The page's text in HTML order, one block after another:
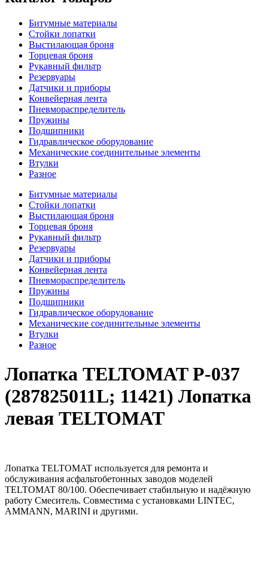
Битумные материалы
Стойки лопатки
Выстилающая броня
Торцевая броня
Рукавный фильтр
Резервуары
Датчики и приборы
Конвейерная лента
Пневмораспределитель
Пружины
Подшипники
Гидравлическое оборудование
Механические соединительные элементы
Втулки
Разное
Битумные материалы
Стойки лопатки
Выстилающая броня
Торцевая броня
Рукавный фильтр
Резервуары
Датчики и приборы
Конвейерная лента
Пневмораспределитель
Пружины
Подшипники
Гидравлическое оборудование
Механические соединительные элементы
Втулки
Разное
Лопатка TELTOMAT Р-037
(287825011L; 11421) Лопатка
левая TELTOMAT
Лопатка TELTOMAT используется для ремонта и
обслуживания асфальтобетонных заводов моделей
TELTOMAT 80/100. Обеспечивает стабильную и надёжную
работу Смеситель. Совместима с установками LINTEC,
AMMANN, MARINI и другими.